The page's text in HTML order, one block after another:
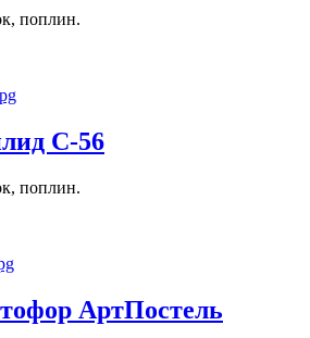
поплин.
С-56
поплин.
АртПостель